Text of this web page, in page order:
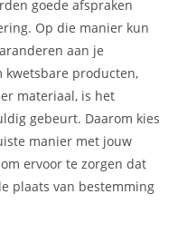
goede afspraken
Op die manier kun
aan je
kwetsbare producten,
materiaal, is het
gebeurt. Daarom kies
manier met jouw
ervoor te zorgen dat
plaats van bestemming